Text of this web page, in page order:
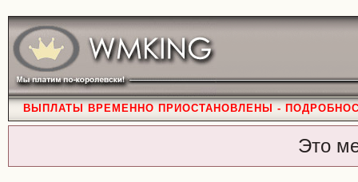
ВЫПЛАТЫ ВРЕМЕННО ПРИОСТАНОВЛЕНЫ -
Это